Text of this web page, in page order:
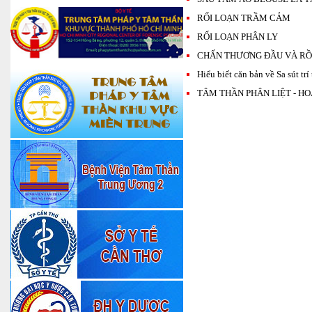
RỐI LOẠN TRẦM CẢM
RỐI LOẠN PHÂN LY
CHẤN THƯƠNG ĐẦU VÀ
Hiểu biết căn bản về Sa sút
TÂM THẦN PHÂN LIỆT -